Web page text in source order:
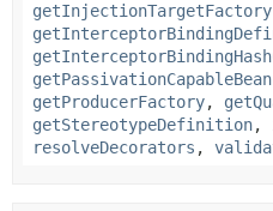
getInjectionTargetFactory
getPassivationCapableBean
getProducerFactory,
getStereotypeDefinition,
resolveDecorators ,